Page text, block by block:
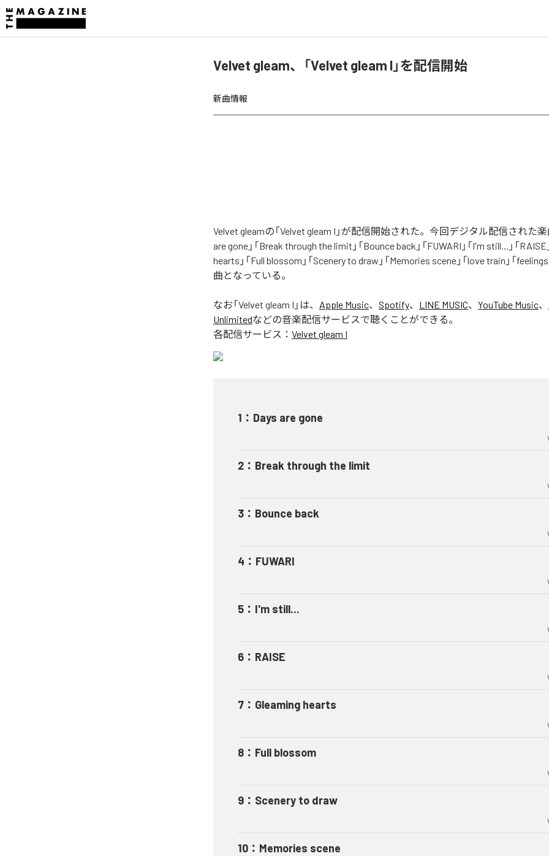
Velvet gleam、「Velvet gleam I」を配信開始
新曲情報
Velvet gleamの「Velvet gleam I」が配信開始された。今回デジタル配信された楽
are gone」「Break through the limit」「Bounce back」「FUWARI」「I'm still...」「RAISE
hearts」「Full blossom」「Scenery to draw」「Memories scene」「love train」「
曲となっている。
なお「Velvet gleam I 」は、 Apple Music、 Spotify、 LINE MUSIC、 YouTube Music、
Unlimitedなどの音楽配信サービスで聴くことができる。
各配信サービス： Velvet gleam I
1 ： Days are gone
2 ： Break through the limit
3 ： Bounce back
4 ： FUWARI
5 ： I'm still...
6 ： RAISE
7 ： Gleaming hearts
8 ： Full blossom
9 ： Scenery to draw
10 ： Memories scene